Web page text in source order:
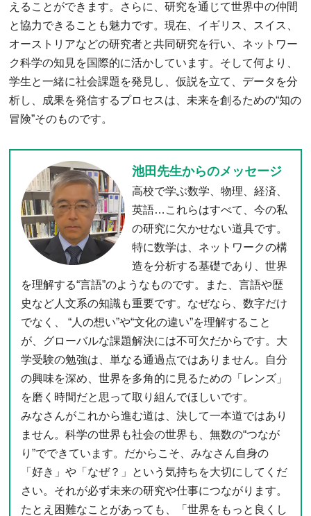
えることができます。さらに、研究を通じて世界中の仲間
と協力できることも魅力です。現在、イギリス、スイス、
オーストリアなどの研究者と共同研究を行い、ネットワー
ク科学の知見を国際的に活かしています。そして何より、
学生と一緒に社会課題を発見し、仮説を立て、データを分
析し、成果を発信するプロセスは、未来を創るための“知の
冒険”そのものです。
池田先生からのメッセージ
高校で学ぶ数学、物理、経済、
英語…これらはすべて、今の私
の研究に欠かせない道具です。
特に数学は、ネットワークの構
造を分析する基礎であり、世界
を理解する“言語”のようなものです。また、言語や歴
史など人文系の知識も重要です。なぜなら、数字だけ
でなく、 “人の想い”や“文化の違い”を理解すること
が、グローバルな課題解決には不可欠だからです。大
学受験の勉強は、単なる通過点ではありません。自分
の興味を深め、世界を多角的に見るための「レンズ」
を磨く時間だと思って取り組んでほしいです。
みなさんがこれから進む道は、決して一本道ではあり
ません。科学の世界も社会の世界も、無数の“つなが
り”でできています。だからこそ、みなさん自身の
「好き」や「なぜ？」という気持ちを大切にしてくだ
さい。それが必ず未来の研究や仕事につながります。
たとえ困難なことがあっても、「世界をもっと良くし